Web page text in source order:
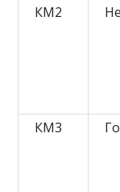
КМ2
КМ3